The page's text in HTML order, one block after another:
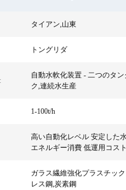
タイアン,山東
トングリダ
自動水軟化装置 - 二つのタ
ク,連続水生産
1-100t/h
高い自動化レベル 安定した
エネルギー消費 低運用コスト
ガラス繊維強化プラスチッ
レス鋼,炭素鋼